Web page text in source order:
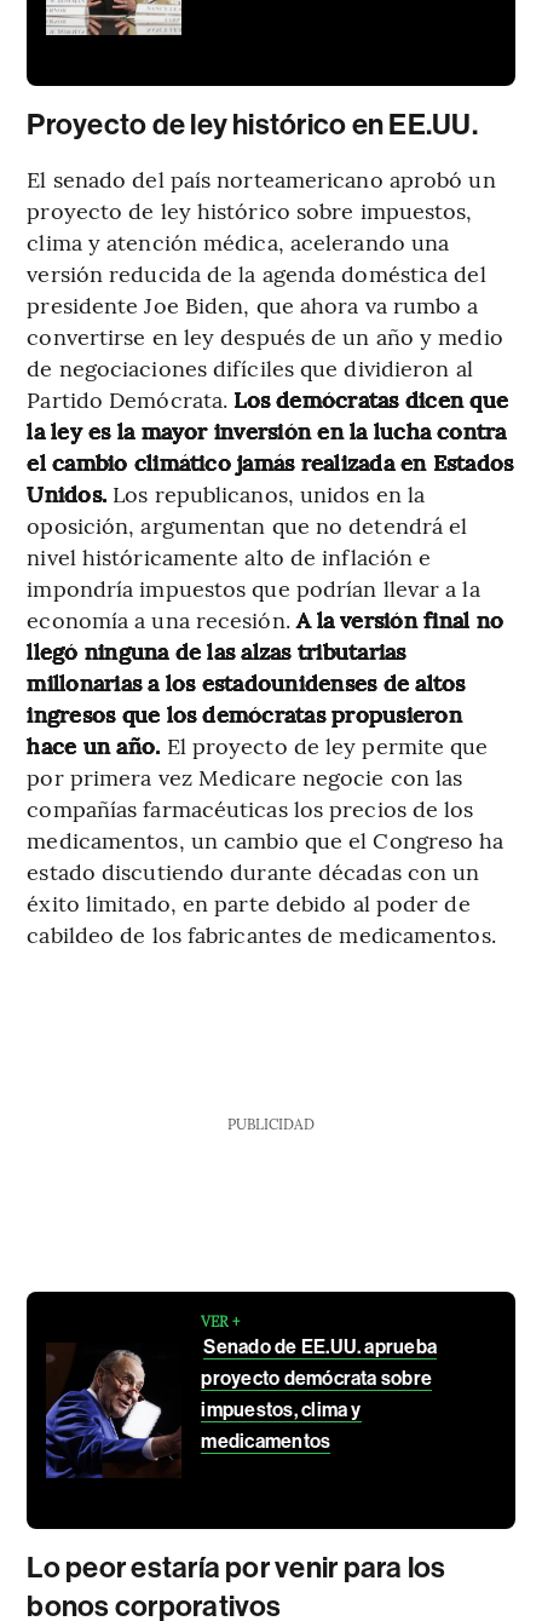
Proyecto de ley histórico en EE.UU.
El senado del país norteamericano aprobó un
proyecto de ley histórico sobre impuestos,
clima y atención médica, acelerando una
versión reducida de la agenda doméstica del
presidente Joe Biden, que ahora va rumbo a
convertirse en ley después de un año y medio
de negociaciones difíciles que dividieron al
Partido Demócrata. Los demócratas dicen que
la ley es la mayor inversión en la lucha contra
el cambio climático jamás realizada en Estados
Unidos. Los republicanos, unidos en la
oposición, argumentan que no detendrá el
nivel históricamente alto de inflación e
impondría impuestos que podrían llevar a la
economía a una recesión.A la versión final no
llegó ninguna de las alzas tributarias
millonarias a los estadounidenses de altos
ingresos que los demócratas propusieron
hace un año. El proyecto de ley permite que
por primera vez Medicare negocie con las
compañías farmacéuticas los precios de los
medicamentos, un cambio que el Congreso ha
estado discutiendo durante décadas con un
éxito limitado, en parte debido al poder de
cabildeo de los fabricantes de medicamentos.
PUBLICIDAD
VER +
Senado de EE.UU. aprueba
proyecto demócrata sobre
impuestos, clima y
medicamentos
Lo peor estaría por venir para los
bonos corporativos